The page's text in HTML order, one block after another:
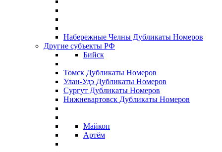
Набережные Челны Дубликаты Номеров
Другие субъекты РФ
Бийск
Томск Дубликаты Номеров
Улан-Удэ Дубликаты Номеров
Сургут Дубликаты Номеров
Нижневартовск Дубликаты Номеров
Майкоп
Артём